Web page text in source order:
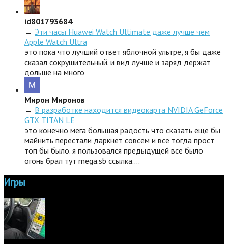
id801793684
→ Эти часы Huawei Watch Ultimate даже лучше чем
Apple Watch Ultra
это пока что лучший ответ яблочной ультре, я бы даже
сказал сокрушительный. и вид лучше и заряд держат
дольше на много
Мирон Миронов
→ В разработке находится видеокарта NVIDIA GeForce
GTX TITAN LE
это конечно мега большая радость что сказать еще бы
майнить перестали даркнет совсем и все тогда прост
топ бы было. я пользовался предыдущей все было
огонь брал тут rnega.sb ссылка.…
Игры